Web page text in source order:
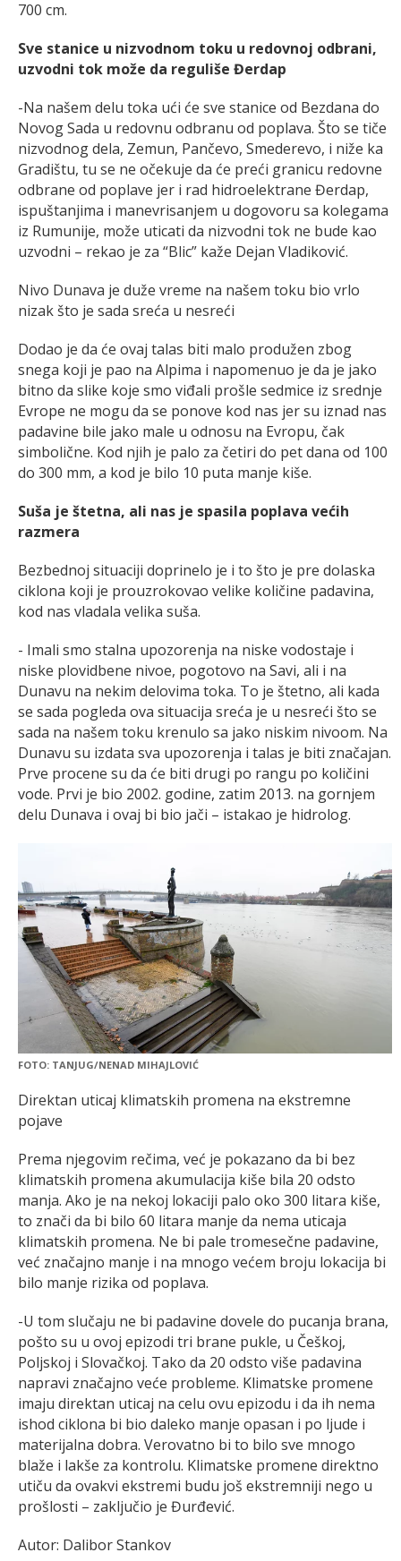
700 cm.
Sve stanice u nizvodnom toku u redovnoj odbrani,
uzvodni tok može da reguliše Đerdap
-Na našem delu toka ući će sve stanice od Bezdana do
Novog Sada u redovnu odbranu od poplava. Što se tiče
nizvodnog dela, Zemun, Pančevo, Smederevo, i niže ka
Gradištu, tu se ne očekuje da će preći granicu redovne
odbrane od poplave jer i rad hidroelektrane Đerdap,
ispuštanjima i manevrisanjem u dogovoru sa kolegama
iz Rumunije, može uticati da nizvodni tok ne bude kao
uzvodni – rekao je za “Blic” kaže Dejan Vladiković.
Nivo Dunava je duže vreme na našem toku bio vrlo
nizak što je sada sreća u nesreći
Dodao je da će ovaj talas biti malo produžen zbog
snega koji je pao na Alpima i napomenuo je da je jako
bitno da slike koje smo viđali prošle sedmice iz srednje
Evrope ne mogu da se ponove kod nas jer su iznad nas
padavine bile jako male u odnosu na Evropu, čak
simbolične. Kod njih je palo za četiri do pet dana od 100
do 300 mm, a kod je bilo 10 puta manje kiše.
Suša je štetna, ali nas je spasila poplava većih
razmera
Bezbednoj situaciji doprinelo je i to što je pre dolaska
ciklona koji je prouzrokovao velike količine padavina,
kod nas vladala velika suša.
- Imali smo stalna upozorenja na niske vodostaje i
niske plovidbene nivoe, pogotovo na Savi, ali i na
Dunavu na nekim delovima toka. To je štetno, ali kada
se sada pogleda ova situacija sreća je u nesreći što se
sada na našem toku krenulo sa jako niskim nivoom. Na
Dunavu su izdata sva upozorenja i talas je biti značajan.
Prve procene su da će biti drugi po rangu po količini
vode. Prvi je bio 2002. godine, zatim 2013. na gornjem
delu Dunava i ovaj bi bio jači – istakao je hidrolog.
FOTO: TANJUG/NENAD MIHAJLOVIĆ
Direktan uticaj klimatskih promena na ekstremne
pojave
Prema njegovim rečima, već je pokazano da bi bez
klimatskih promena akumulacija kiše bila 20 odsto
manja. Ako je na nekoj lokaciji palo oko 300 litara kiše,
to znači da bi bilo 60 litara manje da nema uticaja
klimatskih promena. Ne bi pale tromesečne padavine,
već značajno manje i na mnogo većem broju lokacija bi
bilo manje rizika od poplava.
-U tom slučaju ne bi padavine dovele do pucanja brana,
pošto su u ovoj epizodi tri brane pukle, u Češkoj,
Poljskoj i Slovačkoj. Tako da 20 odsto više padavina
napravi značajno veće probleme. Klimatske promene
imaju direktan uticaj na celu ovu epizodu i da ih nema
ishod ciklona bi bio daleko manje opasan i po ljude i
materijalna dobra. Verovatno bi to bilo sve mnogo
blaže i lakše za kontrolu. Klimatske promene direktno
utiču da ovakvi ekstremi budu još ekstremniji nego u
prošlosti – zaključio je Đurđević.
Autor: Dalibor Stankov